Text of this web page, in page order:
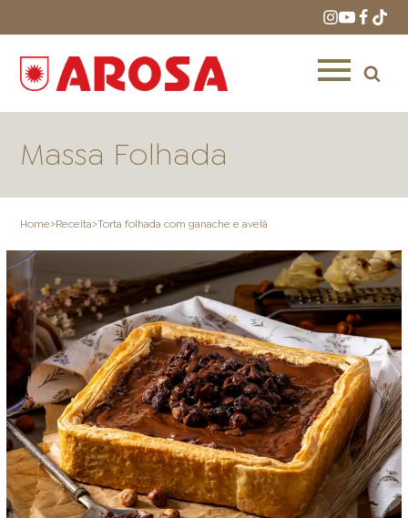
ONDE COMPRAR LOJAS AROSA
DISTRIBUIDORES E
REPRESENTANTES
Massa Folhada
Home>Receita>Torta folhada com ganache e avelã